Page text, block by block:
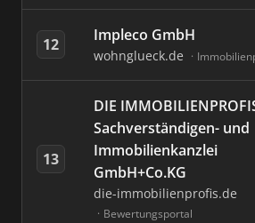
12 Impleco GmbH
wohnglueck.de
13
DIE
Sachverständigen- und
Immobilienkanzlei
GmbH+Co.KG
die-immobilienprofis.de
Bewertungsportal